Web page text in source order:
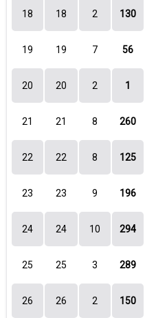
18 18 2 130
19 19 7 56
20 20 2 1
21 21 8 260
22 22 8 125
23 23 9 196
24 24 10 294
25 25 3 289
26 26 2 150